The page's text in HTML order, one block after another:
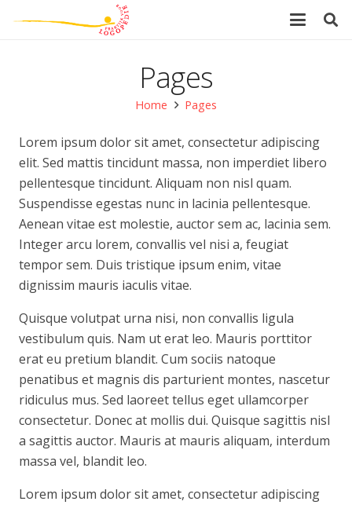
Pages
Home Pages
Lorem ipsum dolor sit amet, consectetur adipiscing
elit. Sed mattis tincidunt massa, non imperdiet libero
pellentesque tincidunt. Aliquam non nisl quam.
Suspendisse egestas nunc in lacinia pellentesque.
Aenean vitae est molestie, auctor sem ac, lacinia sem.
Integer arcu lorem, convallis vel nisi a, feugiat
tempor sem. Duis tristique ipsum enim, vitae
dignissim mauris iaculis vitae.
Quisque volutpat urna nisi, non convallis ligula
vestibulum quis. Nam ut erat leo. Mauris porttitor
erat eu pretium blandit. Cum sociis natoque
penatibus et magnis dis parturient montes, nascetur
ridiculus mus. Sed laoreet tellus eget ullamcorper
consectetur. Donec at mollis dui. Quisque sagittis nisl
a sagittis auctor. Mauris at mauris aliquam, interdum
massa vel, blandit leo.
Lorem ipsum dolor sit amet, consectetur adipiscing